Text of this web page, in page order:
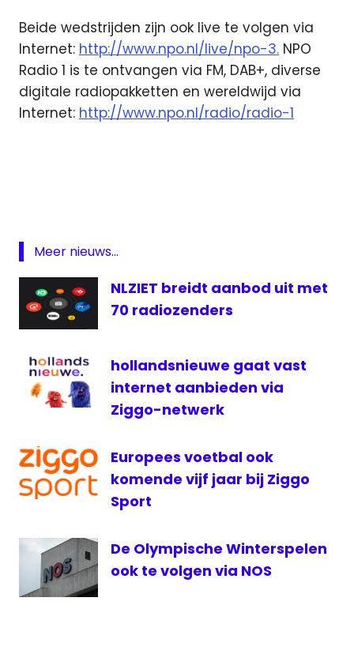
Beide wedstrijden zijn ook live te volgen via
Internet: http://www.npo.nl/live/npo-3. NPO
Radio 1 is te ontvangen via FM, DAB+, diverse
digitale radiopakketten en wereldwijd via
Internet: http://www.npo.nl/radio/radio-1
Champions
League
livestream
Real
Madrid
livestream
voetbal
NOS
televisie
voetbal
voetbal
Meer nieuws...
NLZIET breidt aanbod uit met
70 radiozenders
hollandsnieuwe gaat vast
internet aanbieden via
Ziggo-netwerk
Europees voetbal ook
komende vijf jaar bij Ziggo
Sport
De Olympische Winterspelen
ook te volgen via NOS